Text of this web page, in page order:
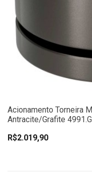
Acionamento Torneira
Antracite/Grafite
R$2.019,90